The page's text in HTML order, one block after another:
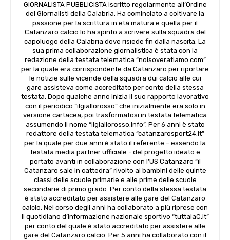
GIORNALISTA PUBBLICISTA iscritto regolarmente all’Ordine
dei Giornalisti della Calabria. Ha cominciato a coltivare la
passione per la scrittura in età matura e quella per il
Catanzaro calcio lo ha spinto a scrivere sulla squadra del
capoluogo della Calabria dove risiede fin dalla nascita. La
sua prima collaborazione giornalistica è stata con la
redazione della testata telematica “noisoveratiamo.com”
per la quale era corrispondente da Catanzaro per riportare
le notizie sulle vicende della squadra dui calcio alle cui
gare assisteva come accreditato per conto della stessa
testata. Dopo qualche anno inizia il suo rapporto lavorativo
con il periodico “ilgiallorosso” che inizialmente era solo in
versione cartacea, poi trasformatosi in testata telematica
assumendo il nome “ilgiallorosso.info”. Per 6 anni è stato
redattore della testata telematica “catanzarosport24.it”
per la quale per due anni è stato il referente – essendo la
testata media partner ufficiale - del progetto ideato e
portato avanti in collaborazione con l’US Catanzaro “il
Catanzaro sale in cattedra” rivolto ai bambini delle quinte
classi delle scuole primarie e alle prime delle scuole
secondarie di primo grado. Per conto della stessa testata
è stato accreditato per assistere alle gare del Catanzaro
calcio. Nel corso degli anni ha collaborato a più riprese con
il quotidiano d’informazione nazionale sportivo “tuttalaC.it”
per conto del quale è stato accreditato per assistere alle
gare del Catanzaro calcio. Per 5 anni ha collaborato con il